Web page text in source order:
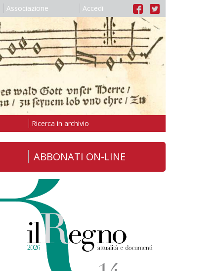
Associazione Accedi
Ricerca in archivio
ABBONATI ON-LINE